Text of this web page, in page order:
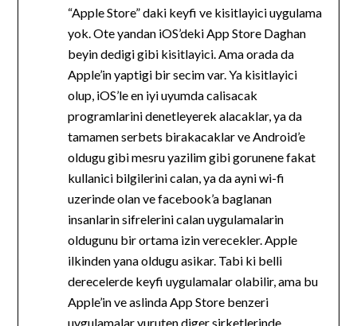
“Apple Store” daki keyfi ve kisitlayici uygulama
yok. Ote yandan iOS’deki App Store Daghan
beyin dedigi gibi kisitlayici. Ama orada da
Apple’in yaptigi bir secim var. Ya kisitlayici
olup, iOS’le en iyi uyumda calisacak
programlarini denetleyerek alacaklar, ya da
tamamen serbets birakacaklar ve Android’e
oldugu gibi mesru yazilim gibi gorunene fakat
kullanici bilgilerini calan, ya da ayni wi-fi
uzerinde olan ve facebook’a baglanan
insanlarin sifrelerini calan uygulamalarin
oldugunu bir ortama izin verecekler. Apple
ilkinden yana oldugu asikar. Tabi ki belli
derecelerde keyfi uygulamalar olabilir, ama bu
Apple’in ve aslinda App Store benzeri
uygulamalar yuruten diger sirketlerinde